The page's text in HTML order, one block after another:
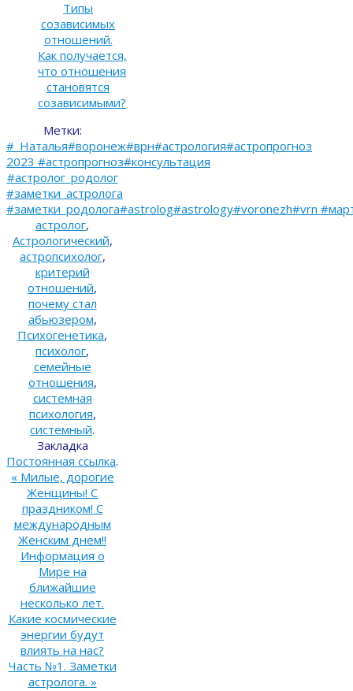
Типы
созависимых
отношений.
Как получается,
что отношения
становятся
созависимыми?
Метки:
#_Наталья#воронеж#врн#астрология#астропрогноз
2023 #астропрогноз#консультация
#астролог_родолог
#заметки_астролога
#заметки_родолога#astrolog#astrology#voronezh#vrn
астролог,
Астрологический,
астропсихолог,
критерий
отношений,
почему стал
абьюзером,
Психогенетика,
психолог,
семейные
отношения,
системная
психология,
системный.
Закладка
Постоянная ссылка.
«Милые, дорогие
Женщины! С
праздником! С
международным
Женским днем!!
Информация о
Мире на
ближайшие
несколько лет.
Какие космические
энергии будут
влиять на нас?
Часть №1. Заметки
астролога. »